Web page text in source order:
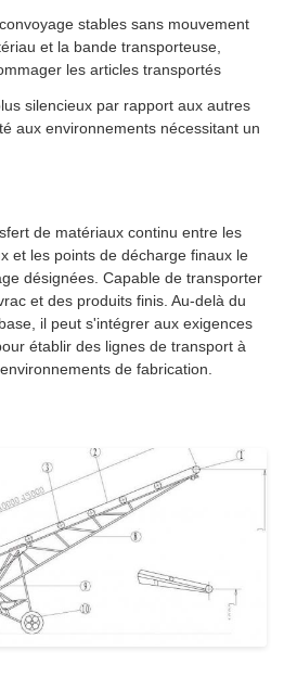
stables sans mouvement
et la bande transporteuse,
les articles transportés
silencieux par rapport aux autres
aux environnements nécessitant un
de matériaux continu entre les
et les points de décharge finaux le
désignées. Capable de transporter
et des produits finis. Au-delà du
il peut s'intégrer aux exigences
établir des lignes de transport à
de fabrication.